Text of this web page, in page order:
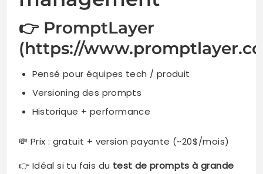
👉 PromptLayer
(https://
Pensé pour équipes tech / produit
Versioning des prompts
Historique + performance
💸 Prix : gratuit + version payante (~20$/mois)
👉 Idéal si tu fais du test de prompts à grande